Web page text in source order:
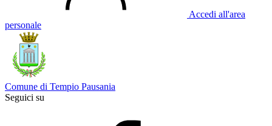
Accedi all'area
personale
Comune di Tempio Pausania
Seguici su